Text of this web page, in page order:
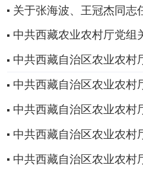
关于张海波、王冠杰同志任免职
中共西藏农业农村厅党组关于格桑达娃等同志任免
中共西藏自治区农业农村厅党组关于苟玉枚等同志正式任
中共西藏自治区农业农村厅党组关于杨建斌等同志任
中共西藏自治区农业农村厅党组关于益西顿珠等同志任
中共西藏自治区农业农村厅党组关于加央旦培同志任免
中共西藏自治区农业农村厅党组关于张耀峰等同志正式任